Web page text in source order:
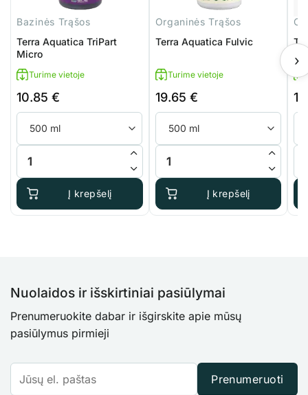
Bazinės Trąšos
Terra Aquatica TriPart
Micro
Turime vietoje
10.85 €
produkto kiekis: Terra Aquatica TriPart Micro
Į krepšelį
Organinės Trąšos
Terra Aquatica Fulvic
Turime vietoje
19.65 €
produkto kiekis: Terra Aquatica
Į krepšelį
›
Nuolaidos ir išskirtiniai pasiūlymai
Prenumeruokite dabar ir išgirskite apie mūsų
pasiūlymus pirmieji
Prenumeruoti